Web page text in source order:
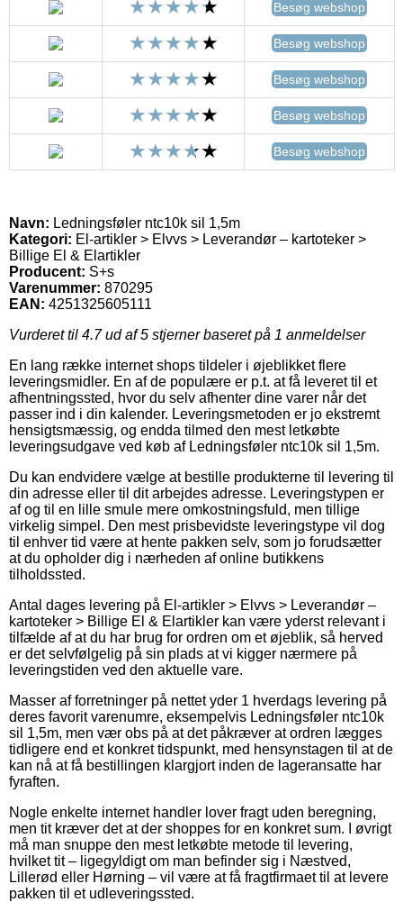
Besøg webshop
Besøg webshop
Besøg webshop
Besøg webshop
Besøg webshop
Navn: Ledningsføler ntc10k sil 1,5m
Kategori: El-artikler > Elvvs > Leverandør – kartoteker >
Billige El & Elartikler
Producent: S+s
Varenummer: 870295
EAN: 4251325605111
Vurderet til 4.7ud af 5 stjerner baseret på 1 anmeldelser
En lang række internet shops tildeler i øjeblikket flere
leveringsmidler. En af de populære er p.t. at få leveret til et
afhentningssted, hvor du selv afhenter dine varer når det
passer ind i din kalender. Leveringsmetoden er jo ekstremt
hensigtsmæssig, og endda tilmed den mest letkøbte
leveringsudgave ved køb af Ledningsføler ntc10k sil 1,5m.
Du kan endvidere vælge at bestille produkterne til levering til
din adresse eller til dit arbejdes adresse. Leveringstypen er
af og til en lille smule mere omkostningsfuld, men tillige
virkelig simpel. Den mest prisbevidste leveringstype vil dog
til enhver tid være at hente pakken selv, som jo forudsætter
at du opholder dig i nærheden af online butikkens
tilholdssted.
Antal dages levering på El-artikler > Elvvs > Leverandør –
kartoteker > Billige El & Elartikler kan være yderst relevant i
tilfælde af at du har brug for ordren om et øjeblik, så herved
er det selvfølgelig på sin plads at vi kigger nærmere på
leveringstiden ved den aktuelle vare.
Masser af forretninger på nettet yder 1 hverdags levering på
deres favorit varenumre, eksempelvis Ledningsføler ntc10k
sil 1,5m, men vær obs på at det påkræver at ordren lægges
tidligere end et konkret tidspunkt, med hensynstagen til at de
kan nå at få bestillingen klargjort inden de lageransatte har
fyraften.
Nogle enkelte internet handler lover fragt uden beregning,
men tit kræver det at der shoppes for en konkret sum. I øvrigt
må man snuppe den mest letkøbte metode til levering,
hvilket tit – ligegyldigt om man befinder sig i Næstved,
Lillerød eller Hørning – vil være at få fragtfirmaet til at levere
pakken til et udleveringssted.